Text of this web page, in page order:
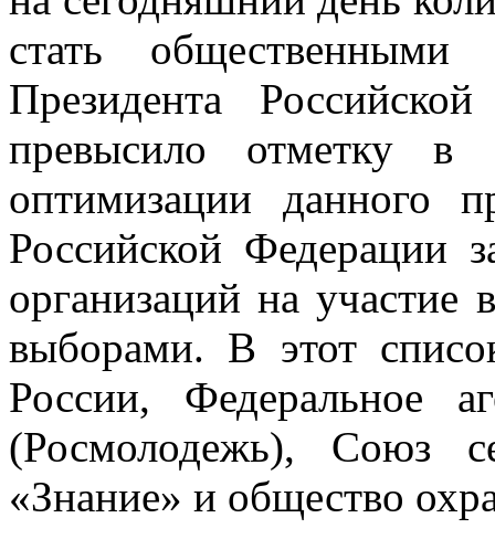
стать
Президента
превысило отметку
оптимизации данного
Российской Федерации
организаций на
выборами. В этот
России, Федеральное
(Росмолодежь), Союз
«Знание» и общество